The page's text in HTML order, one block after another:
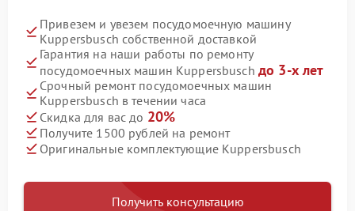
Привезем и увезем посудомоечную машину
Kuppersbusch собственной доставкой
Гарантия на наши работы по ремонту
посудомоечных машин Kuppersbusch до 3-х лет
Срочный ремонт посудомоечных машин
Kuppersbusch в течении часа
Скидка для вас до 20%
Получите 1500 рублей на ремонт
Оригинальные комплектующие Kuppersbusch
Получить консультацию